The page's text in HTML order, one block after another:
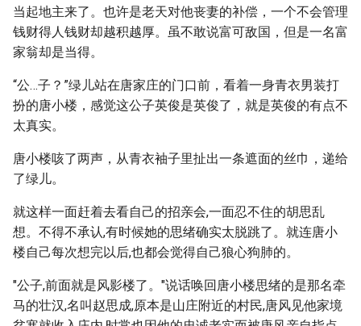
当起地主来了。也许是老天对他丧妻的补偿，一个不会管理
钱财得人钱财却越积越厚。虽不敢说富可敌国，但是一名富
家翁却是当得。
“公…子？”绿儿站在唐家庄的门口前，看着一身青衣男装打
扮的唐小楼，感觉这公子英俊是英俊了，就是英俊的有点不
太真实。
唐小楼咳了两声，从青衣袖子里扯出一条遮面的丝巾，递给
了绿儿。
就这样一面赶着去看自己的招亲会,一面忍不住的胡思乱
想。不得不承认,有时候她的思绪确实太脱跳了。就连唐小
楼自己每次想完以后,也都会觉得自己狼心狗肺的。
"公子,前面就是风影楼了。"说话唤回唐小楼思绪的是那名牵
马的壮汉,名叫赵思成,原本是山庄附近的村民,唐风见他家境